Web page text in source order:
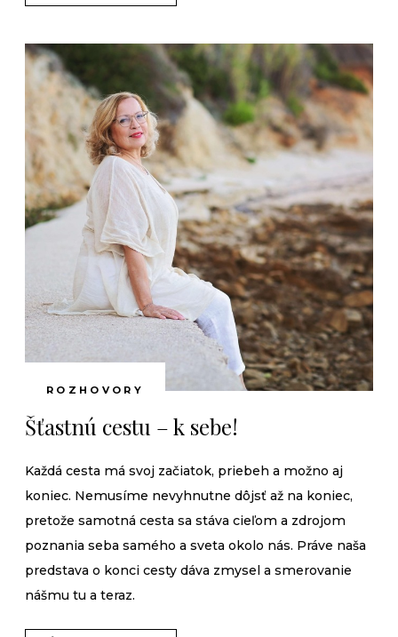
ROZHOVORY
Šťastnú cestu – k sebe!
Každá cesta má svoj začiatok, priebeh a možno aj
koniec. Nemusíme nevyhnutne dôjsť až na koniec,
pretože samotná cesta sa stáva cieľom a zdrojom
poznania seba samého a sveta okolo nás. Práve naša
predstava o konci cesty dáva zmysel a smerovanie
nášmu tu a teraz.